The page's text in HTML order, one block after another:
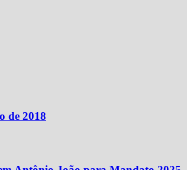
de 2018